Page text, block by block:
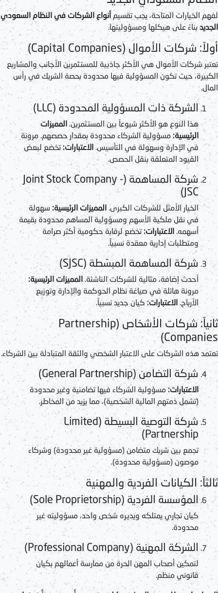
لفهم الخيارات المتاحة، يجب تقسيم أنواع الشركات في النظام السعودي
الجديد بناءً على هيكلها ومسؤوليتها.
أولاً: شركات الأموال (Capital Companies)
تعتبر شركات الأموال هي الأكثر جاذبية للمستثمرين الأجانب والمشاريع
الكبيرة، حيث تكون المسؤولية فيها محدودة بحصة الشريك في رأس
المال.
الشركة ذات المسؤولية المحدودة (LLC)
هذا النوع هو الأكثر شيوعاً بين المستثمرين. المميزات
الرئيسية: مسؤولية الشركاء محدودة بمقدار حصصهم. مرونة
في الإدارة وسهولة في التأسيس. الاعتبارات: تخضع لبعض
القيود المتعلقة بنقل الحصص.
شركة المساهمة (Joint Stock Company -
JSC)
الخيار الأمثل للشركات الكبرى. المميزات الرئيسية: سهولة
في نقل ملكية الأسهم ومسؤولية المساهم محدودة بقيمة
أسهمه. الاعتبارات: تخضع لرقابة حكومية أكثر صرامة
ومتطلبات إدارية معقدة نسبياً.
شركة المساهمة المبسّطة (SJSC)
أحدث إضافة، مثالية للشركات الناشئة. المميزات الرئيسية:
مرونة هائلة في صياغة نظام الحوكمة والإدارة وتوزيع
الأرباح. الاعتبارات: كيان جديد نسبياً.
ثانياً: شركات الأشخاص (Partnership
Companies)
تعتمد هذه الشركات على الاعتبار الشخصي والثقة المتبادلة بين الشركاء.
شركة التضامن (General Partnership)
الاعتبارات: مسؤولية الشركاء فيها تضامنية وغير محدودة
(تشمل ذمتهم المالية الشخصية)، مما يزيد من المخاطر.
شركة التوصية البسيطة (Limited
Partnership)
تجمع بين شريك متضامن (مسؤولية غير محدودة) وشركاء
موصون (مسؤولية محدودة).
ثالثاً: الكيانات الفردية والمهنية
المؤسسة الفردية (Sole Proprietorship)
كيان تجاري يمتلكه ويديره شخص واحد، مسؤوليته غير
محدودة.
الشركة المهنية (Professional Company)
لتمكين أصحاب المهن الحرة من ممارسة أعمالهم بكيان
قانوني منظم.